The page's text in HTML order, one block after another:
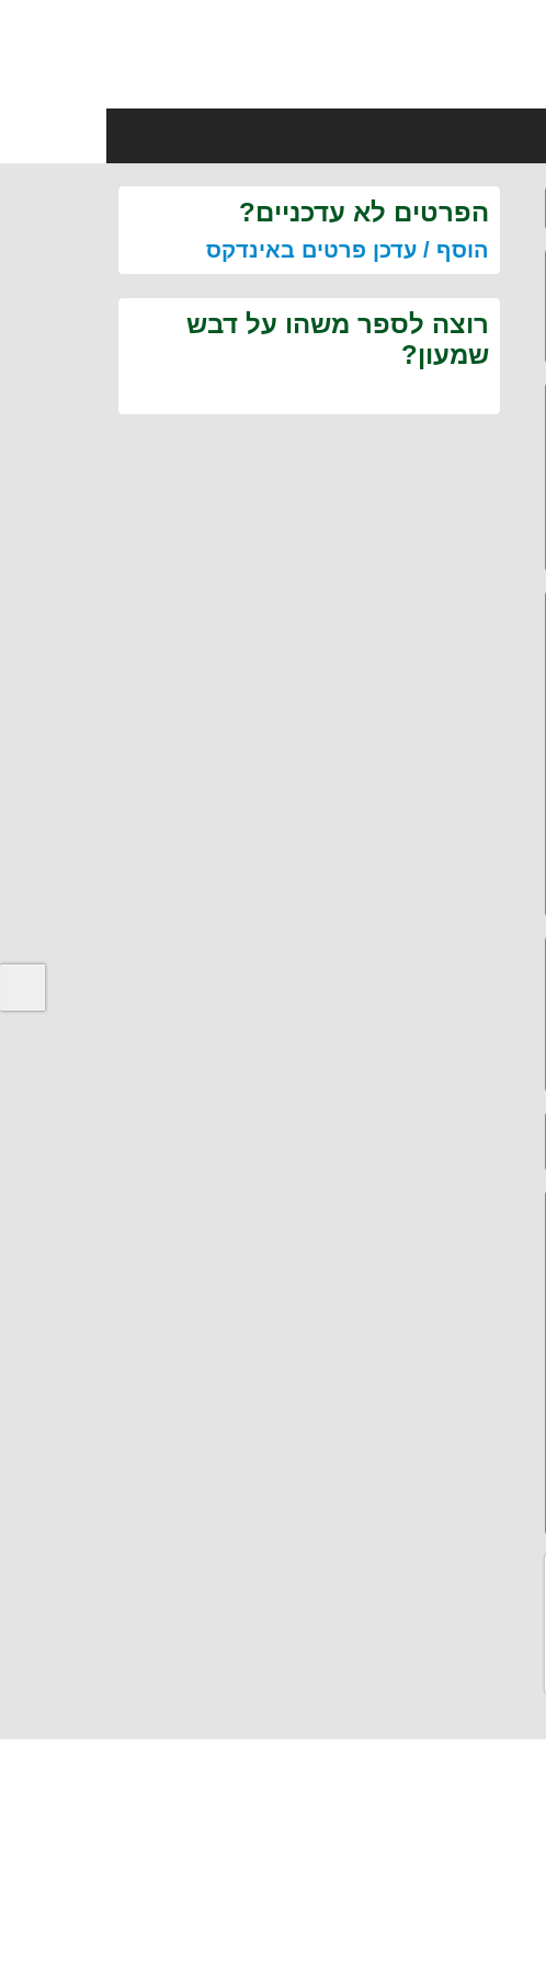
הפרטים לא עדכניים?
הוסף / עדכן פרטים באינדקס
רוצה לספר משהו על דבש
שמעון?